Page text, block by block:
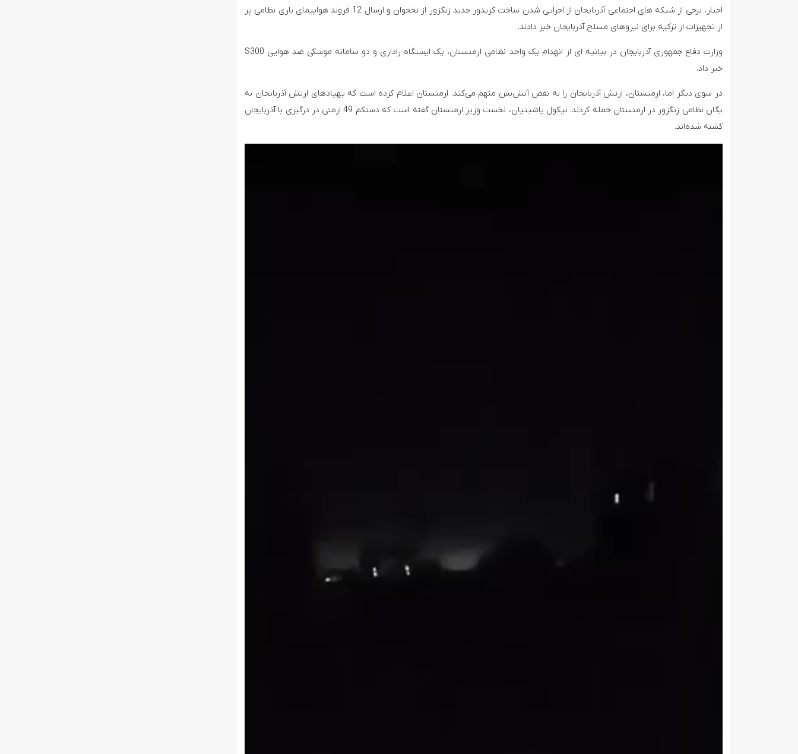
اخبار، برخی از شبکه های اجتماعی آذربایجان از اجرایی شدن ساخت کریدور جدید زنگزور از نخجوان و ارسال 12 فروند هواپیمای باری نظامی پر
از تجهیزات از ترکیه برای نیروهای مسلح آذربایجان خبر دادند.
وزارت دفاع جمهوری آذربایجان در بیانیه ای از انهدام یک واحد نظامی ارمنستان، یک ایستگاه راداری و دو سامانه موشکی ضد هوایی S300
خبر داد.
در سوی دیگر اما، ارمنستان، ارتش آذربایجان را به نقض آتش‌بس متهم می‌کند. ارمنستان اعلام کرده است که پهپادهای ارتش آذربایجان به
یگان نظامی زنگزور در ارمنستان حمله کردند. نیکول پاشینیان، نخست وزیر ارمنستان گفته است که دستکم 49 ارمنی در درگیری با آذربایجان
کشته شده‌اند.